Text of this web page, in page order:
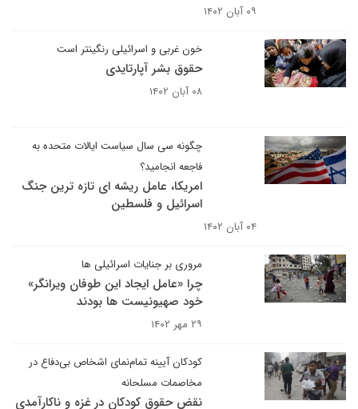
۰۹ آبان ۱۴۰۲
خون غربی و اسرائیلی رنگینتر است
حقوق بشر آپارتایدی
۰۸ آبان ۱۴۰۲
چگونه سی سال سیاست ایالات متحده به
فاجعه انجامید؟
امریکا، عامل ریشه ای تازه ترین جنگ
اسرائیل و فلسطین
۰۴ آبان ۱۴۰۲
مروری بر جنایات اسرائیلی ها
چرا «عامل ایجاد این طوفان ویرانگر»
خود صهیونیست ها بودند
۲۹ مهر ۱۴۰۲
کودکان آیینه تمام‌نمای اشخاص بی‌دفاع در
مخاصمات مسلحانه
نقض حقوق کودکان در غزه و ناکارآمدی